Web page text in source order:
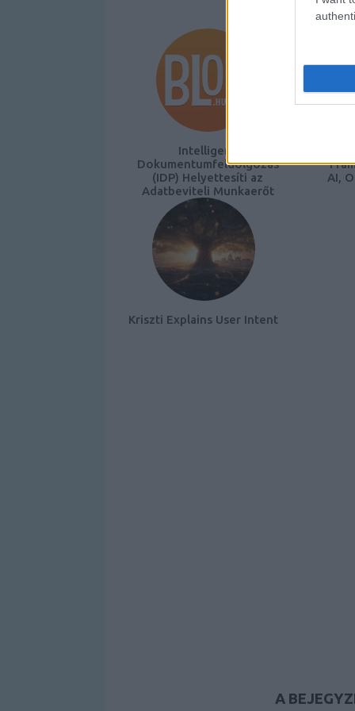
Intelligens
Dokumentumfeldolgozás
(IDP) Helyettesíti az
Adatbeviteli Munkaerőt
AI,
Kriszti Explains User Intent
A